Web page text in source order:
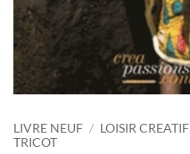
LIVRE NEUF / LOISIR CREATIF
TRICOT